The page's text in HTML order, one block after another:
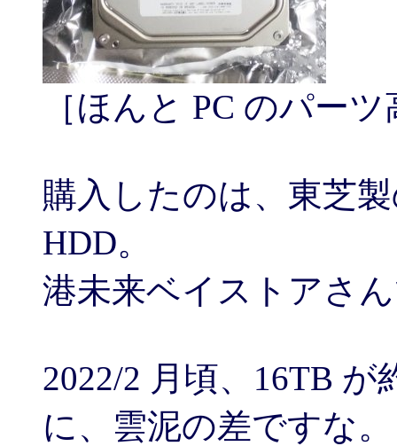
［ほんと PC のパー
購入したのは、東芝
HDD。
港未来ベイストアさ
2022/2 月頃、16TB
に、雲泥の差ですな。